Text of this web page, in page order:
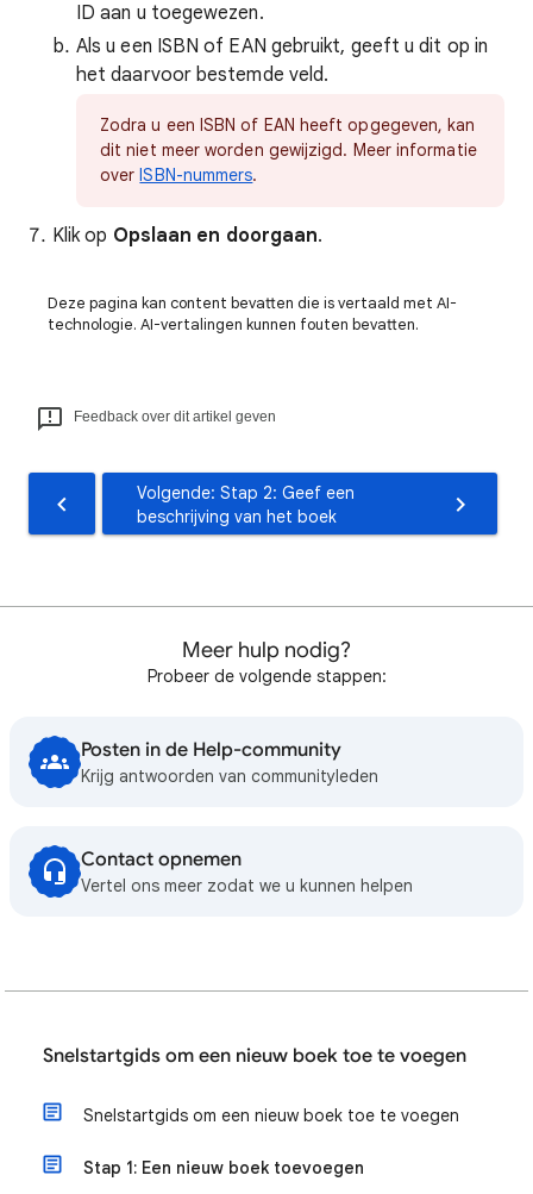
ID aan u toegewezen.
Als u een ISBN of EAN gebruikt, geeft u dit op in
het daarvoor bestemde veld.
Zodra u een ISBN of EAN heeft opgegeven, kan
dit niet meer worden gewijzigd. Meer informatie
overISBN-nummers.
Klik op Opslaan en doorgaan.
Deze pagina kan content bevatten die is vertaald met AI-
technologie. AI-vertalingen kunnen fouten bevatten.
Feedback over dit artikel geven
Volgende: Stap 2: Geef een
beschrijving van het boek
Meer hulp nodig?
Probeer de volgende stappen:
Posten in de Help-community
Krijg antwoorden van communityleden
Contact opnemen
Vertel ons meer zodat we u kunnen helpen
Snelstartgids om een nieuw boek toe te voegen
Snelstartgids om een nieuw boek toe te voegen
Stap 1: Een nieuw boek toevoegen